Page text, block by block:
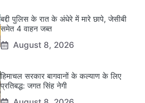
बद्दी पुलिस के रात के अंधेरे में मारे छापे, जेसीबी
समेत 4 वाहन जब्त
August 8, 2026
हिमाचल सरकार बागवानों के कल्याण के लिए
प्रतिबद्ध: जगत सिंह नेगी